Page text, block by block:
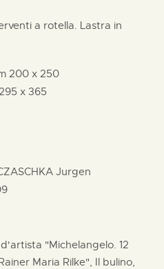
a rotella. Lastra in
200 x 250
x 365
Jurgen
"Michelangelo. 12
Maria Rilke", Il bulino,